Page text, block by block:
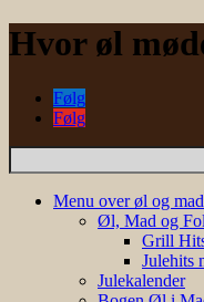
Hvor øl
Følg
Følg
Søg
efter:
Menu over øl og mad
Øl, Mad og
Grill
Julehits
Julekalender